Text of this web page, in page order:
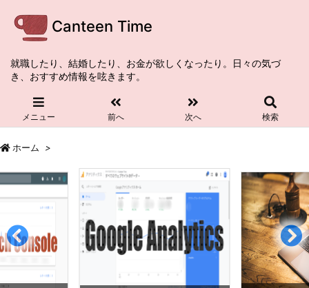
Canteen Time
就職したり、結婚したり、お金が欲しくなったり。日々の気づ
き、おすすめ情報を呟きます。
メニュー 前へ 次へ 検索
ホーム >